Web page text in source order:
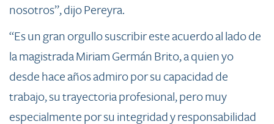
nosotros”, dijo Pereyra.
“Es un gran orgullo suscribir este acuerdo al lado de
la magistrada Miriam Germán Brito, a quien yo
desde hace años admiro por su capacidad de
trabajo, su trayectoria profesional, pero muy
especialmente por su integridad y responsabilidad